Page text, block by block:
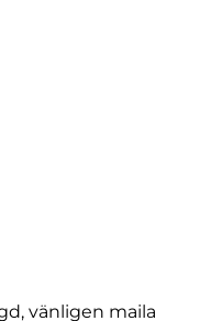
vänligen maila